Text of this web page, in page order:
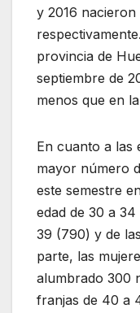
y 2016 nacieron
provincia de
septiembre de
menos que en
En cuanto a las
mayor número
este semestre
edad de 30 a 34
39 (790) y de
parte, las
alumbrado 300
franjas de 40 a